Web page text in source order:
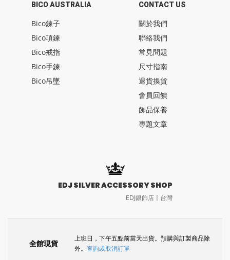
BICO AUSTRALIA
Bico鍊子
Bico項鍊
Bico戒指
Bico手鍊
Bico吊墜
CONTACT US
關於我們
聯絡我們
常見問題
尺寸指南
退貨換貨
會員回饋
飾品保養
專題文章
EDJ SILVER ACCESSORY SHOP
EDJ銀飾店〡台灣
全館現貨
上班日，下午五點前當天出貨。預購與訂製商品除
外。 查詢或取消訂單